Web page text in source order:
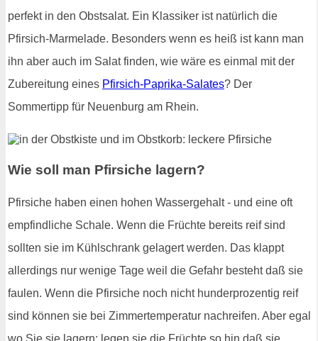
perfekt in den Obstsalat. Ein Klassiker ist natürlich die
Pfirsich-Marmelade. Besonders wenn es heiß ist kann man
ihn aber auch im Salat finden, wie wäre es einmal mit der
Zubereitung eines Pfirsich-Paprika-Salates? Der
Sommertipp für Neuenburg am Rhein.
Wie soll man Pfirsiche lagern?
Pfirsiche haben einen hohen Wassergehalt - und eine oft
empfindliche Schale. Wenn die Früchte bereits reif sind
sollten sie im Kühlschrank gelagert werden. Das klappt
allerdings nur wenige Tage weil die Gefahr besteht daß sie
faulen. Wenn die Pfirsiche noch nicht hunderprozentig reif
sind können sie bei Zimmertemperatur nachreifen. Aber egal
wo Sie sie lagern: legen sie die Früchte so hin daß sie